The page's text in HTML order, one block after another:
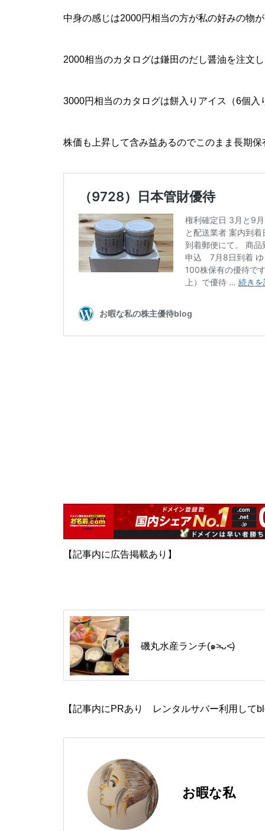
中身の感じは2000円相当の方が私の好みの物が
2000相当のカタログは鎌田のだし醤油を注文し
3000円相当のカタログは餅入りアイス（6個入
株価も上昇して含み益あるのでこのまま長期保
【記事内に広告掲載あり】
磯丸水産ランチ(๑˃̵ᴗ˂̵)
【記事内にPRあり レンタルサバー利用して
お暇な私